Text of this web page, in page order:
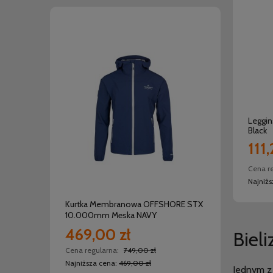
Kurtka Membranowa OFFSHORE STX
10.000mm Męska NAVY
469,00 zł
Cena regularna: 749,00 zł
Najniższa cena: 469,00 zł
do koszyka
Black
Cena
Jednym